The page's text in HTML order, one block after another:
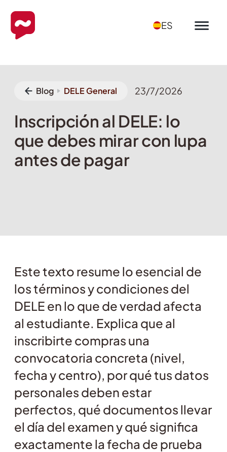
ES
Blog DELE General 23/7/2026
Inscripción al DELE: lo
que debes mirar con lupa
antes de pagar
Este texto resume lo esencial de
los términos y condiciones del
DELE en lo que de verdad afecta
al estudiante. Explica que al
inscribirte compras una
convocatoria concreta (nivel,
fecha y centro), por qué tus datos
personales deben estar
perfectos, qué documentos llevar
el día del examen y qué significa
exactamente la fecha de prueba